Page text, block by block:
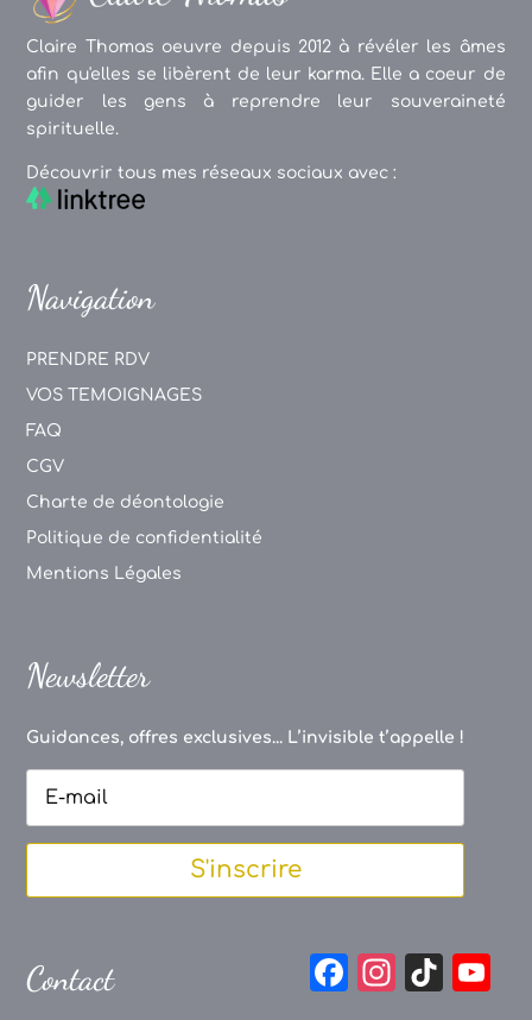
Claire Thomas oeuvre depuis 2012 à révéler les âmes
afin qu'elles se libèrent de leur karma. Elle a coeur de
guider les gens à reprendre leur souveraineté
spirituelle.
Découvrir tous mes réseaux sociaux avec :
Navigation
PRENDRE RDV
VOS TEMOIGNAGES
FAQ
CGV
Charte de déontologie
Politique de confidentialité
Mentions Légales
Newsletter
Guidances, offres exclusives... L’invisible t’appelle !
S'inscrire
Contact
F
In Ti